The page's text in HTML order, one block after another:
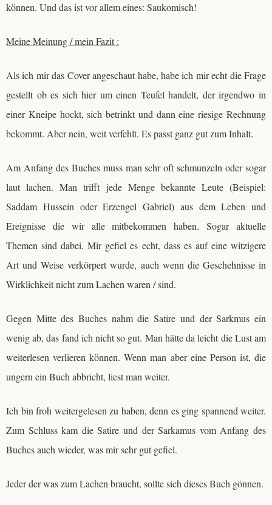
können. Und das ist vor allem eines: Saukomisch!
Meine Meinung / mein Fazit :
Als ich mir das Cover angeschaut habe, habe ich mir echt die Frage
gestellt ob es sich hier um einen Teufel handelt, der irgendwo in
einer Kneipe hockt, sich betrinkt und dann eine riesige Rechnung
bekommt. Aber nein, weit verfehlt. Es passt ganz gut zum Inhalt.
Am Anfang des Buches muss man sehr oft schmunzeln oder sogar
laut lachen. Man trifft jede Menge bekannte Leute (Beispiel:
Saddam Hussein oder Erzengel Gabriel) aus dem Leben und
Ereignisse die wir alle mitbekommen haben. Sogar aktuelle
Themen sind dabei. Mir gefiel es echt, dass es auf eine witzigere
Art und Weise verkörpert wurde, auch wenn die Geschehnisse in
Wirklichkeit nicht zum Lachen waren / sind.
Gegen Mitte des Buches nahm die Satire und der Sarkmus ein
wenig ab, das fand ich nicht so gut. Man hätte da leicht die Lust am
weiterlesen verlieren können. Wenn man aber eine Person ist, die
ungern ein Buch abbricht, liest man weiter.
Ich bin froh weitergelesen zu haben, denn es ging spannend weiter.
Zum Schluss kam die Satire und der Sarkamus vom Anfang des
Buches auch wieder, was mir sehr gut gefiel.
Jeder der was zum Lachen braucht, sollte sich dieses Buch gönnen.